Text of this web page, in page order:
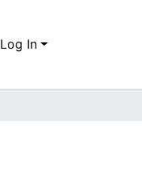
Log In